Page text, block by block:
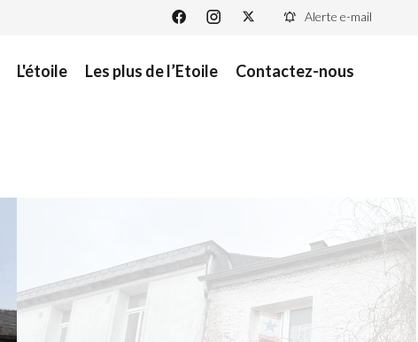
Alerte e-mail
L'étoile Les plus de l’Etoile Contactez-nous